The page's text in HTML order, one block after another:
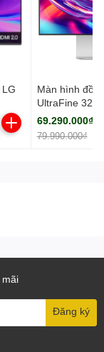
Màn hình đồ
UltraFine
(31.5Inch/ 6K
3456)/ 5ms/
cd/m2/ Nano
69.290.000₫
79.990.000₫
mãi
Đăng ký